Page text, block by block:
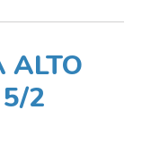
ALTO
2